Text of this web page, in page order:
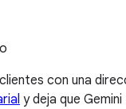
con una
y deja que